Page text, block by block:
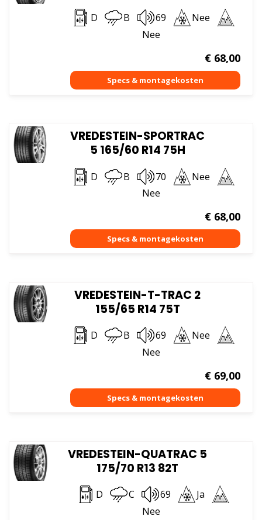
D B 69
Nee
Nee
€68,00
VREDESTEIN-SPORTRAC
5 165/60 R14 75H
D B 70
Nee
Nee
€68,00
VREDESTEIN-T-TRAC 2
155/65 R14 75T
D B 69
Nee
Nee
€69,00
VREDESTEIN-QUATRAC 5
175/70 R13 82T
D C 69
Ja
Nee